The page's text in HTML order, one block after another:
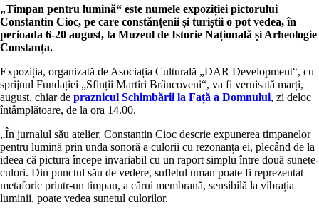
„Timpan pentru lumină“ este numele expoziției pictorului
Constantin Cioc, pe care constănțenii și turiștii o pot vedea, în
perioada 6-20 august, la Muzeul de Istorie Națională și Arheologie
Constanța.
Expoziția, organizată de Asociația Culturală „DAR Development“, cu
sprijnul Fundației „Sfinții Martiri Brâncoveni“, va fi vernisată marți,
august, chiar de praznicul Schimbării la Față a Domnului, zi deloc
întâmplătoare, de la ora 14.00.
„În jurnalul său atelier, Constantin Cioc descrie expunerea timpanelor
pentru lumină prin unda sonoră a culorii cu rezonanța ei, plecând de la
ideea că pictura începe invariabil cu un raport simplu între două sunete-
culori. Din punctul său de vedere, sufletul uman poate fi reprezentat
metaforic printr-un timpan, a cărui membrană, sensibilă la vibrația
luminii, poate vedea sunetul culorilor.